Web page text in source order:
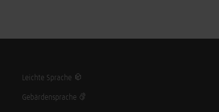
Leichte Sprache
Gebärdensprache